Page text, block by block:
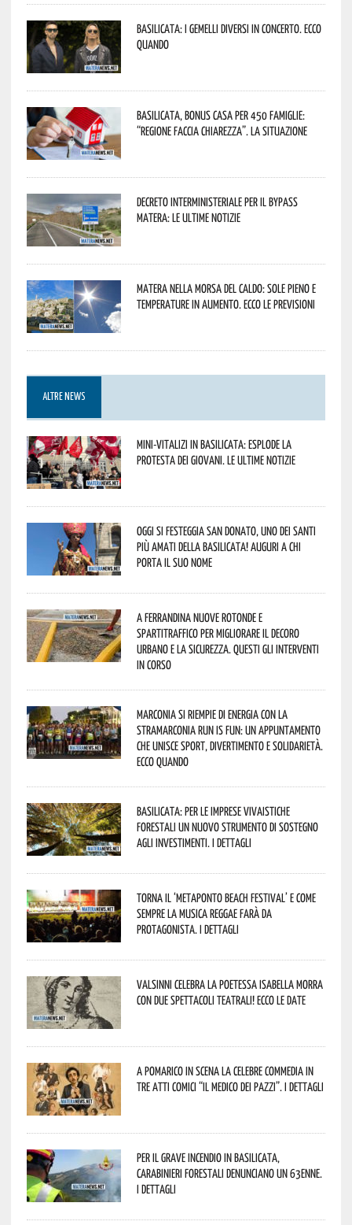
Basilicata: i Gemelli DiVersi in concerto. Ecco
quando
Basilicata, Bonus casa per 450 famiglie:
“Regione faccia chiarezza”. La situazione
Decreto interministeriale per il Bypass
Matera: le ultime notizie
Matera nella morsa del caldo: sole pieno e
temperature in aumento. Ecco le previsioni
ALTRE NEWS
Mini-vitalizi in Basilicata: esplode la
protesta dei giovani. Le ultime notizie
Oggi si festeggia San Donato, uno dei Santi
più amati della Basilicata! Auguri a chi
porta il suo nome
A Ferrandina nuove rotonde e
spartitraffico per migliorare il decoro
urbano e la sicurezza. Questi gli interventi
in corso
Marconia si riempie di energia con la
StraMarconia Run is Fun: un appuntamento
che unisce sport, divertimento e solidarietà.
Ecco quando
Basilicata: per le imprese vivaistiche
forestali un nuovo strumento di sostegno
agli investimenti. I dettagli
Torna il ‘Metaponto beach festival’ e come
sempre la musica reggae farà da
protagonista. I dettagli
Valsinni celebra la poetessa Isabella Morra
con due spettacoli teatrali! Ecco le date
A Pomarico in scena la celebre commedia in
tre atti comici “Il medico dei pazzi”. I dettagli
Per il grave incendio in Basilicata,
Carabinieri forestali denunciano un 63enne.
I dettagli